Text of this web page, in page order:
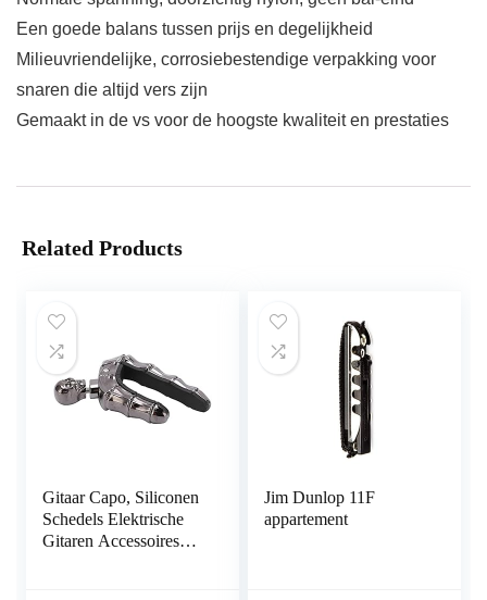
Een goede balans tussen prijs en degelijkheid
Milieuvriendelijke, corrosiebestendige verpakking voor
snaren die altijd vers zijn
Gemaakt in de vs voor de hoogste kwaliteit en prestaties
Related Products
Gitaar Capo, Siliconen
Schedels Elektrische
Gitaren Accessoires
Jim Dunlop 11F
appartement